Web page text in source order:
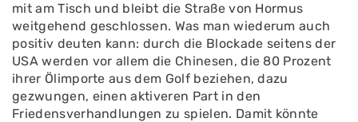
mit am Tisch und bleibt die Straße von Hormus
weitgehend geschlossen. Was man wiederum auch
positiv deuten kann: durch die Blockade seitens der
USA werden vor allem die Chinesen, die 80 Prozent
ihrer Ölimporte aus dem Golf beziehen, dazu
gezwungen, einen aktiveren Part in den
Friedensverhandlungen zu spielen. Damit könnte